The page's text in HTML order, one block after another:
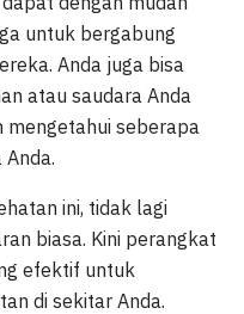
untuk bergabung
Anda juga bisa
atau saudara Anda
seberapa
ini, tidak lagi
biasa. Kini perangkat
efektif untuk
di sekitar Anda.